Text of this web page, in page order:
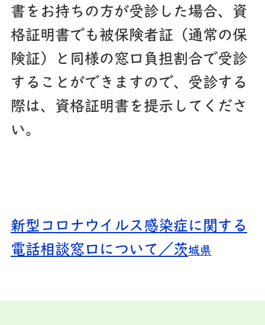
書をお持ちの方が受診した場合、資
格証明書でも被保険者証（通常の保
険証）と同様の窓口負担割合で受診
することができますので 、受診する
際は、資格証明書を提示してくださ
い。
新型コロナウイルス感染症に関する
電話相談窓口について／茨城県